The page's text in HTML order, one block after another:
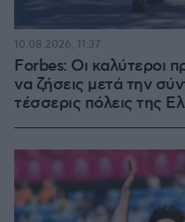
Forbes: Οι καλύτεροι
να ζήσεις μετά την
τέσσερις πόλεις της
10.08.2026, 11:37